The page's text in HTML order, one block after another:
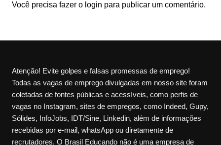
Você precisa fazer o login para publicar um comentário.
Atenção! Evite golpes e falsas promessas de emprego!
Todas as vagas de emprego divulgadas em nosso site foram
coletadas de fontes públicas e acessíveis, como perfis de
vagas no Instagram, sites de empregos, como Indeed, Gupy,
Sólides, InfoJobs, IDT/Sine, Linkedin, além de informações
recebidas por e-mail, whatsApp ou diretamente de
recrutadores. O Brasil Educando não é uma empresa de